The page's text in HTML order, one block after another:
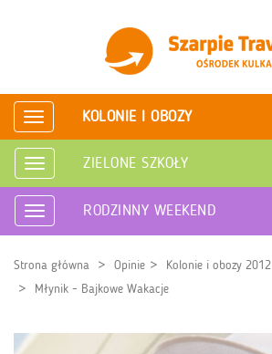
Rozwiń
nawigację
KOLONIE I OBOZY
Rozwiń
nawigację
ZIELONE SZKOŁY
Rozwiń
nawigację
RODZINNY WEEKEND
Strona główna Opinie Kolonie i obozy 2012
Młynik - Bajkowe Wakacje